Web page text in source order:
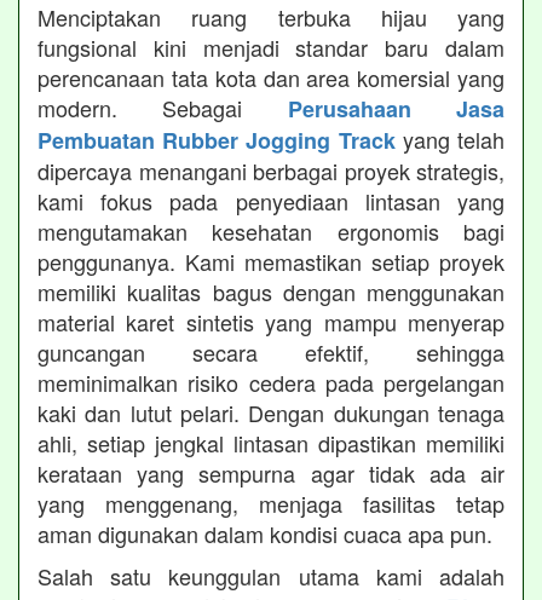
Menciptakan ruang terbuka hijau yang
fungsional kini menjadi standar baru dalam
perencanaan tata kota dan area komersial yang
modern. Sebagai Perusahaan Jasa
Pembuatan Rubber Jogging Trackyang telah
dipercaya menangani berbagai proyek strategis,
kami fokus pada penyediaan lintasan yang
mengutamakan kesehatan ergonomis bagi
penggunanya. Kami memastikan setiap proyek
memiliki kualitas bagus dengan menggunakan
material karet sintetis yang mampu menyerap
guncangan secara efektif, sehingga
meminimalkan risiko cedera pada pergelangan
kaki dan lutut pelari. Dengan dukungan tenaga
ahli, setiap jengkal lintasan dipastikan memiliki
kerataan yang sempurna agar tidak ada air
yang menggenang, menjaga fasilitas tetap
aman digunakan dalam kondisi cuaca apa pun.
Salah satu keunggulan utama kami adalah